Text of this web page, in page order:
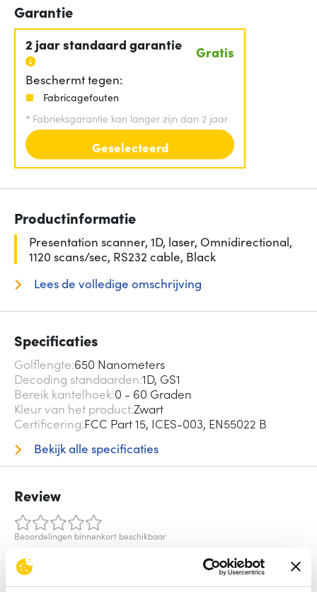
Garantie
2 jaar standaard garantie Gratis
Beschermt tegen:
Fabricagefouten
* Fabrieksgarantie kan langer zijn dan 2 jaar
Geselecteerd
Productinformatie
Presentation scanner, 1D, laser, Omnidirectional,
1120 scans/sec, RS232 cable, Black
Lees de volledige omschrijving
Specificaties
Golflengte 650 Nanometers
Decoding standaarden 1D, GS1
Bereik kantelhoek 0 - 60 Graden
Kleur van het productZwart
Certificering FCC Part 15, ICES-003, EN55022 B
Bekijk alle specificaties
Review
Beoordelingen binnenkort beschikbaar
Deel je ervaring met het product door het schrijven van een
review.